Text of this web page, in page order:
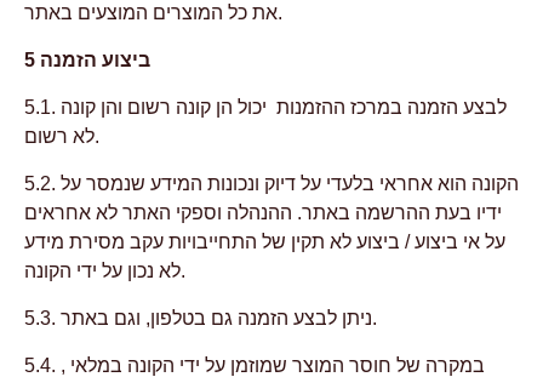
את כל המוצרים המוצעים באתר.
5.1. לבצע הזמנה במרכז ההזמנות יכול הן קונה רשום והן קונה
לא רשום.
5.2. הקונה הוא אחראי בלעדי על דיוק ונכונות המידע שנמסר על
ידיו בעת ההרשמה באתר. ההנהלה וספקי האתר לא אחראים
על אי ביצוע / ביצוע לא תקין של התחייבויות עקב מסירת מידע
לא נכון על ידי הקונה.
5.3. ניתן לבצע הזמנה גם בטלפון, וגם באתר.
5.4. במקרה של חוסר המוצר שמוזמן על ידי הקונה במלאי ,